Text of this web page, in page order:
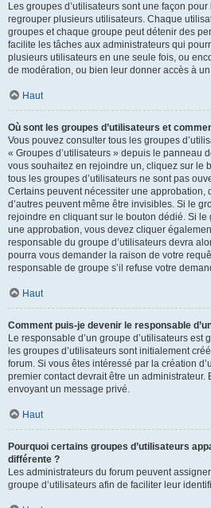
Les groupes d’utilisateurs sont une façon
regrouper plusieurs utilisateurs. Chaque
groupes et chaque groupe peut détenir des
facilite les tâches aux administrateurs qui
plusieurs utilisateurs en une seule fois, ou
de modération, ou bien leur donner accès à
Haut
Où sont les groupes d’utilisateurs et
Vous pouvez consulter tous les groupes
« Groupes d’utilisateurs » depuis le panneau
vous souhaitez en rejoindre un, cliquez sur le
tous les groupes d’utilisateurs ne sont pas
Certains peuvent nécessiter une approbation,
d’autres peuvent même être invisibles. Si le
rejoindre en cliquant sur le bouton dédié. Si le
une approbation, vous devez cliquer
responsable du groupe d’utilisateurs devra
pourra vous demander la raison de votre
responsable de groupe s’il refuse votre
Haut
Comment puis-je devenir le responsable
Le responsable d’un groupe d’utilisateurs est
les groupes d’utilisateurs sont initialement
forum. Si vous êtes intéressé par la création
premier contact devrait être un administrateur.
envoyant un message privé.
Haut
Pourquoi certains groupes d’utilisateurs
différente ?
Les administrateurs du forum peuvent
groupe d’utilisateurs afin de faciliter leur